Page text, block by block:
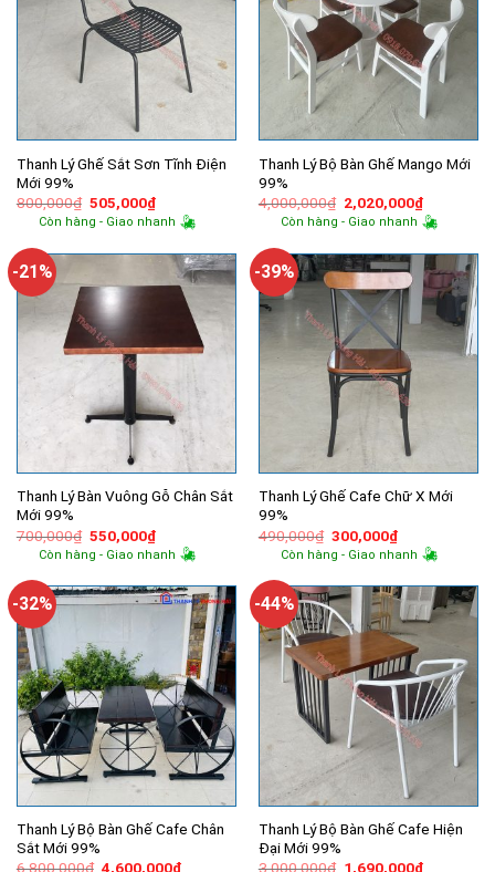
Thanh Lý Ghế Sắt Sơn Tĩnh Điện
Mới 99%
800,000₫ Giá
gốc
là:
505,000₫Giá
hiện
tại
505,000₫.
Còn hàng - Giao nhanh
Thanh Lý Bộ Bàn Ghế Mango Mới
99%
4,000,000₫ Giá
gốc
là:
2,020,000₫Giá
hiện
tại
Còn hàng - Giao nhanh
-21%
Thanh Lý Bàn Vuông Gỗ Chân Sắt
Mới 99%
700,000₫ Giá
gốc
là:
550,000₫Giá
hiện
tại
550,000₫.
Còn hàng - Giao nhanh
-39%
Thanh Lý Ghế Cafe Chữ X Mới
99%
490,000₫ Giá
gốc
là:
300,000₫Giá
hiện
tại
300,000₫.
Còn hàng - Giao nhanh
-32%
Thanh Lý Bộ Bàn Ghế Cafe Chân
Sắt Mới 99%
6,800,000₫ Giá
4,600,000₫Giá
-44%
Thanh Lý Bộ Bàn Ghế Cafe Hiện
Đại Mới 99%
3,000,000₫ Giá
1,690,000₫Giá